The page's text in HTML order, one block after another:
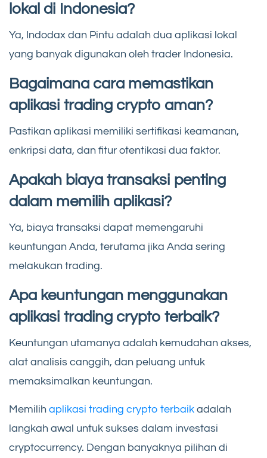
lokal di Indonesia?
Ya, Indodax dan Pintu adalah dua aplikasi lokal
yang banyak digunakan oleh trader Indonesia.
Bagaimana cara memastikan
aplikasi trading crypto aman?
Pastikan aplikasi memiliki sertifikasi keamanan,
enkripsi data, dan fitur otentikasi dua faktor.
Apakah biaya transaksi penting
dalam memilih aplikasi?
Ya, biaya transaksi dapat memengaruhi
keuntungan Anda, terutama jika Anda sering
melakukan trading.
Apa keuntungan menggunakan
aplikasi trading crypto terbaik?
Keuntungan utamanya adalah kemudahan akses,
alat analisis canggih, dan peluang untuk
memaksimalkan keuntungan.
Memilih aplikasi trading crypto terbaik adalah
langkah awal untuk sukses dalam investasi
cryptocurrency. Dengan banyaknya pilihan di